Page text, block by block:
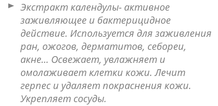
Экстракт календулы- активное
заживляющее и бактерицидное
действие. Используется для заживления
ран, ожогов, дерматитов, себореи,
акне... Освежает, увлажняет и
омолаживает клетки кожи. Лечит
герпес и удаляет покраснения кожи.
Укрепляет сосуды.